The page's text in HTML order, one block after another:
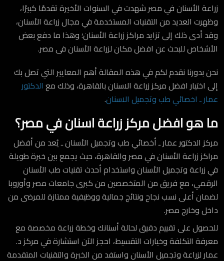
زراعة الأسنان في مصر شهدت في السنوات الأخيرة تقدمًا كبيرًا،
وظهرت العديد من التقنيات المستخدمة في مجال زراعة الأسنان،
وقد أدى ذلك إلى تزايد مراكز زراعة الأسنان؛ وهذا ما دفع بعض
الأشخاص للبحث عن افضل مكان لزراعة الأسنان فى مصر.
نحن بدورنا نقدم لكم في هذه المقالة أهم المعايير التي تصل بك
إلى اختيار افضلمركز زراعة الاسنان بالقاهرة، وذلك مع الدكتور
عمار ـ اخصائي طب وتجميل الاسنان.
ما هوافضل مركز زراعة اسنان في مصر؟
مركز الدكتور عمار ـ أخصائي طب وتجميل الأسنان ـ يُعد من أفضل
مراكز زراعة الأسنان في مصر والقاهرة، حيث يجمع بين خبرة طويلة
في زراعة وتجميل الأسنان واستخدام أحدث تقنيات طب الأسنان
الرقمي، مع فريق من المتخصصين من كبرى جامعات مصر وأوروبا
لضمان أعلى نسب نجاح ونتائج جمالية ووظيفية ممتازة للمرضى من
داخل وخارج مصر.
للحصول على تقييم دقيق لحالة أسنانك وخطة زراعة مخصصة مع
معرفة التكلفة وخيارات التقسيط، احجز الآن استشارة في مركز د.
عمار لزراعة وتجميل الأسنان واستفد من الخبرة والتقنيات المتقدمة